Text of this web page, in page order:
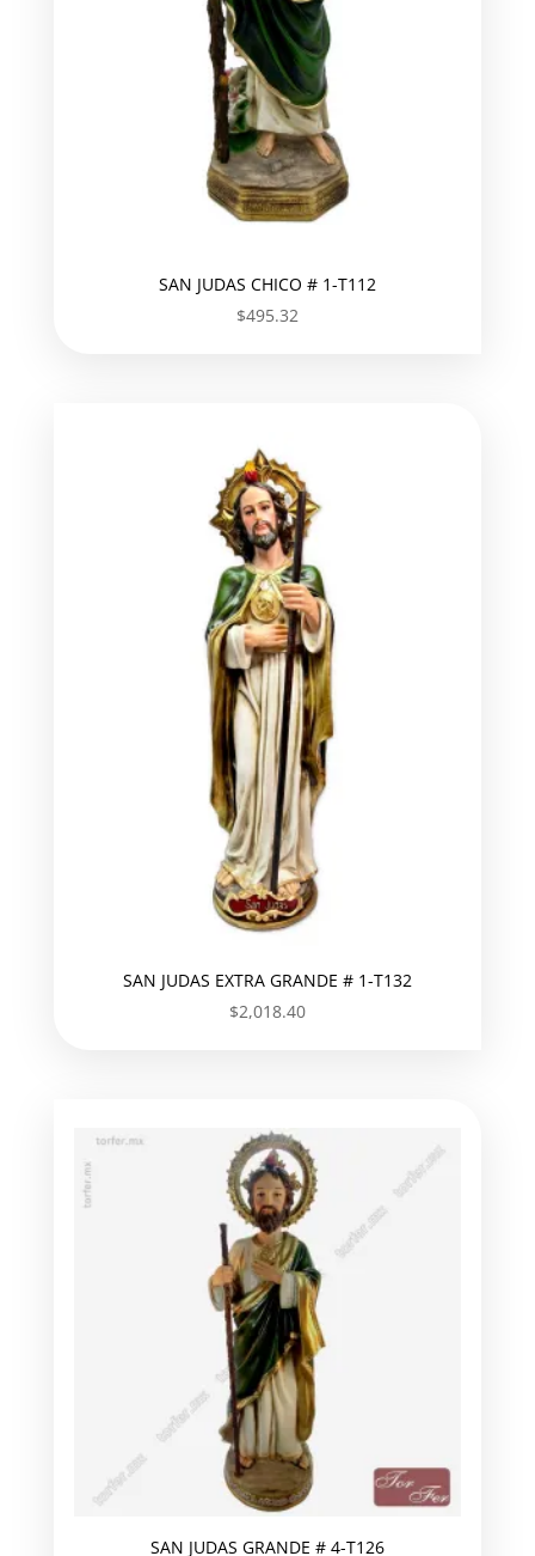
SAN JUDAS CHICO # 1-T112
$495.32
SAN JUDAS EXTRA GRANDE # 1-T132
$2,018.40
SAN JUDAS GRANDE # 4-T126